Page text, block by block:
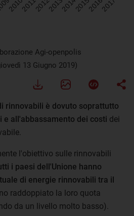
Agi-openpolis
13 Giugno 2019)
rinnovabili è dovuto soprattutto
e all'abbassamento dei costi dei
l'obiettivo sulle rinnovabili
i paesi dell'Unione hanno
di energie rinnovabili tra il
raddoppiato la loro quota
da un livello molto basso).